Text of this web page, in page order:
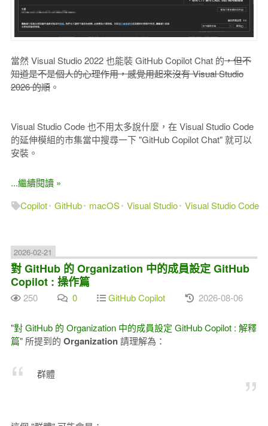
當然 Visual Studio 2022 也能裝 GitHub Copilot Chat 的，但不
知道是不是個人的心理作用，感覺用起來沒有 Visual Studio
2026 的順。
Visual Studio Code 也不用太多說什麼，在 Visual Studio Code
的延伸模組的市集當中搜尋一下 "GitHub Copilot Chat" 就可以
安裝。
...繼續閱讀 »
Copilot GitHub macOS Visual Studio Visual Studio Code
2026-02-21
對 GitHub 的 Organization 中的成員設定 GitHub
Copilot : 操作篇
250 0 GitHub Copilot 2026-08-06
"對 GitHub 的 Organization 中的成員設定 GitHub Copilot : 解釋
篇" 所提到的 Organization請理解為：
群體